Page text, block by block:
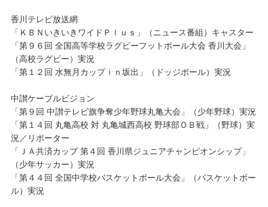
香川テレビ放送網
「ＫＢＮいきいきワイドＰｌｕｓ」（ニュース番組）キャスター
「第９６回 全国高等学校ラグビーフットボール大会 香川大会」
（高校ラグビー）実況
「第１２回 水無月カップｉｎ坂出」（ドッジボール）実況
中讃ケーブルビジョン
「第９回 中讃テレビ旗争奪少年野球丸亀大会」（少年野球）実況
「第１４回 丸亀高校 対 丸亀城西高校 野球部ＯＢ戦」（野球）実
況／リポーター
「ＪＡ共済カップ 第４回 香川県ジュニアチャンピオンシップ」
（少年サッカー）実況
「第４４回 全国中学校バスケットボール大会」（バスケットボー
ル）実況